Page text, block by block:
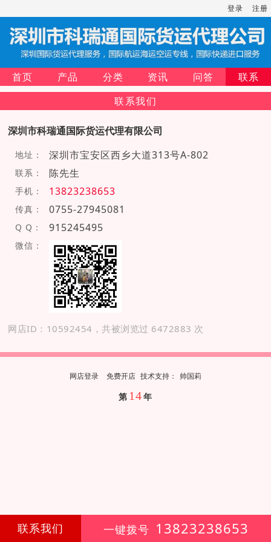
登录 注册
首页 产品 分类 资讯 问答
联系
联系我们
深圳市科瑞通国际货运代理有限公司
地址： 深圳市宝安区西乡大道313号A-802
联系： 陈先生
手机： 13823238653
传真： 0755-27945081
Q Q： 915245495
微信：
网店ID：10592454，共被浏览过 6472883 次
网店登录 免费开店 技术支持 ： 帅国莉
第 14年
联系我们 一键拨号 13823238653